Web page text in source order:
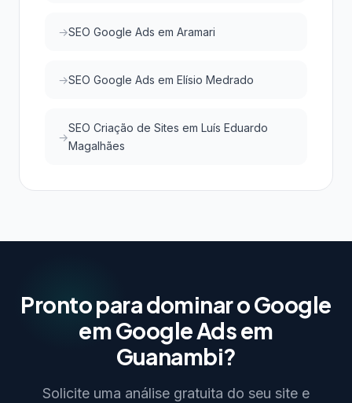
SEO Google Ads em Aramari
SEO Google Ads em Elísio Medrado
SEO Criação de Sites em Luís Eduardo
Magalhães
Pronto para dominar o Google
em Google Ads em
Guanambi?
Solicite uma análise gratuita do seu site e